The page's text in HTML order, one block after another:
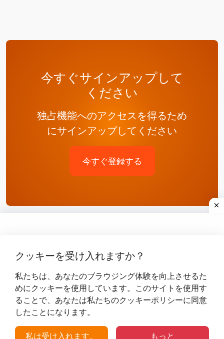
今すぐサインアップして
ください
独占機能へのアクセスを得るため
にサインアップしてください
今すぐ登録する
クッキーを受け入れますか？
私たちは、あなたのブラウジング体験を向上させるた
めにクッキーを使用しています。このサイトを使用す
ることで、あなたは私たちのクッキーポリシーに同意
したことになります。
私は受け入れます。 もっと
Free Temporary Email Address – Disposable
Mail Service | Temporary-Email.net ©2026–